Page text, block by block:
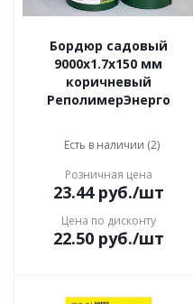
Бордюр садовый
9000x1.7x150 мм
коричневый
РеполимерЭнерго
Есть в наличии (2)
Розничная цена
23.44руб./шт
Цена по дисконту
22.50руб./шт